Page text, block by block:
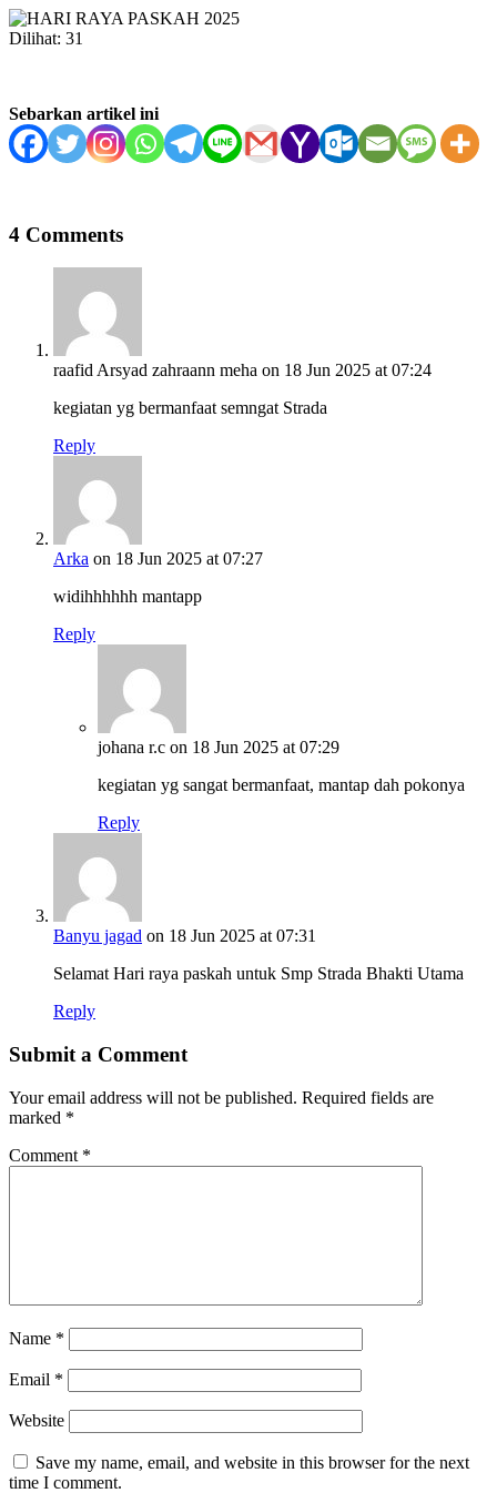
Dilihat: 31
Sebarkan artikel ini
4 Comments
raafid Arsyad zahraann meha on 18 Jun 2025 at 07:24
kegiatan yg bermanfaat semngat Strada
Reply
Arka on 18 Jun 2025 at 07:27
widihhhhhh mantapp
Reply
johana r.c on 18 Jun 2025 at 07:29
kegiatan yg sangat bermanfaat, mantap dah pokonya
Reply
Banyu jagad on 18 Jun 2025 at 07:31
Selamat Hari raya paskah untuk Smp Strada Bhakti Utama
Reply
Submit a Comment
Your email address will not be published. Required fields are
marked *
Comment *
Name *
Email *
Website
Save my name, email, and website in this browser for the next
time I comment.